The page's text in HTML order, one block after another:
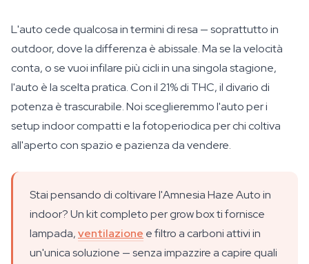
L'auto cede qualcosa in termini di resa — soprattutto in
outdoor, dove la differenza è abissale. Ma se la velocità
conta, o se vuoi infilare più cicli in una singola stagione,
l'auto è la scelta pratica. Con il 21% di THC, il divario di
potenza è trascurabile. Noi sceglieremmo l'auto per i
setup indoor compatti e la fotoperiodica per chi coltiva
all'aperto con spazio e pazienza da vendere.
Stai pensando di coltivare l'Amnesia Haze Auto in
indoor? Un kit completo per grow box ti fornisce
lampada,ventilazione e filtro a carboni attivi in
un'unica soluzione — senza impazzire a capire quali